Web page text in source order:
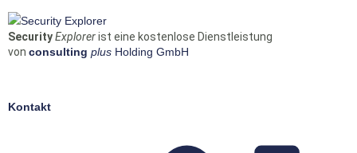
SecurityExplorerist eine kostenlose Dienstleistung
von consulting plus Holding GmbH
Kontakt